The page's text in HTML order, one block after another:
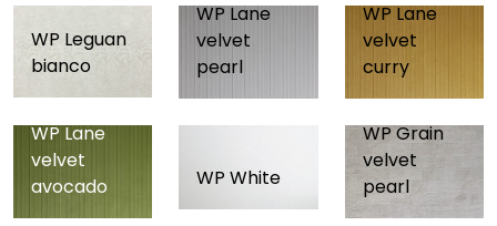
WP Leguan
bianco
WP Lane
velvet
pearl
WP Lane
velvet
curry
WP Lane
velvet
avocado
WP White
WP Grain
velvet
pearl